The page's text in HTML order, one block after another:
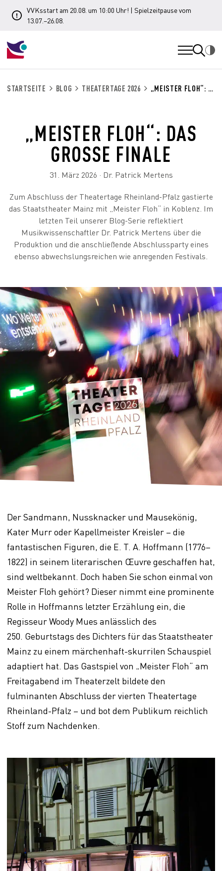
VVKsstart am 20.08. um 10:00 Uhr! | Spielzeitpause vom
13.07.–26.08.
STARTSEITE BLOG THEATERTAGE 2026 „MEISTER FLOH“: DAS GROSSE FINALE
„MEISTER FLOH“: DAS
GROSSE FINALE
31. März 2026 · Dr. Patrick Mertens
Zum Abschluss der Theatertage Rheinland-Pfalz gastierte
das Staatstheater Mainz mit „Meister Floh“ in Koblenz. Im
letzten Teil unserer Blog-Serie reflektiert
Musikwissenschaftler Dr. Patrick Mertens über die
Produktion und die anschließende Abschlussparty eines
ebenso abwechslungsreichen wie anregenden Festivals.
Der Sandmann, Nussknacker und Mausekönig,
Kater Murr oder Kapellmeister Kreisler – die
fantastischen Figuren, die E. T. A. Hoffmann (1776–
1822) in seinem literarischen Œuvre geschaffen hat,
sind weltbekannt. Doch haben Sie schon einmal von
Meister Floh gehört? Dieser nimmt eine prominente
Rolle in Hoffmanns letzter Erzählung ein, die
Regisseur Woody Mues anlässlich des
250. Geburtstags des Dichters für das Staatstheater
Mainz zu einem märchenhaft-skurrilen Schauspiel
adaptiert hat. Das Gastspiel von „Meister Floh“ am
Freitagabend im Theaterzelt bildete den
fulminanten Abschluss der vierten Theatertage
Rheinland-Pfalz – und bot dem Publikum reichlich
Stoff zum Nachdenken.